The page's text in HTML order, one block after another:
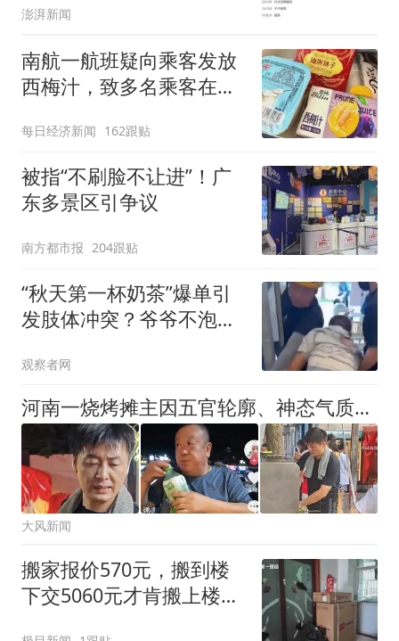
函
澎湃新闻
南航一航班疑向乘客发放
西梅汁，致多名乘客在飞
客：机上100多人只有2个
厕所；客服回应：并非每
架飞机都会发放西梅汁
每日经济新闻 162跟贴
被指“不刷脸不让进”！广
东多景区引争议
南方都市报 204跟贴
“秋天第一杯奶茶”爆单引
发肢体冲突？爷爷不泡茶
观察者网
河南一烧烤摊主因五官轮廓、神态气质酷似张雪峰走红，二人同为42岁，家中都有一个女儿；张雪峰曾表示，财富自由以后要开一家烤肉店
大风新闻
搬家报价570元，搬到楼
下交5060元才肯搬上楼！